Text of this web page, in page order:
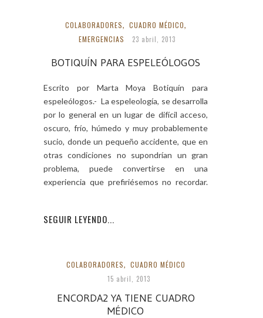
COLABORADORES, CUADRO MÉDICO,
EMERGENCIAS
23 abril, 2013
BOTIQUÍN PARA ESPELEÓLOGOS
Escrito por Marta Moya Botiquín para
espeleólogos.- La espeleología, se desarrolla
por lo general en un lugar de difícil acceso,
oscuro, frío, húmedo y muy probablemente
sucio, donde un pequeño accidente, que en
otras condiciones no supondrían un gran
problema, puede convertirse en una
experiencia que prefiriésemos no recordar.
SEGUIR LEYENDO...
COLABORADORES, CUADRO MÉDICO
15 abril, 2013
ENCORDA2 YA TIENE CUADRO
MÉDICO